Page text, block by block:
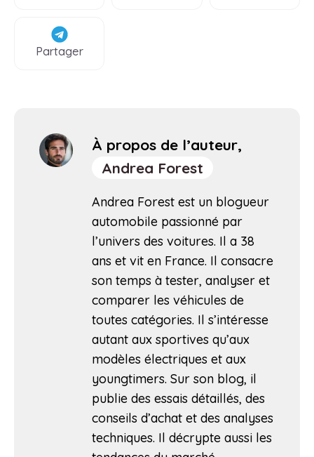
Partager
À propos de l’auteur,
Andrea Forest
Andrea Forest est un blogueur
automobile passionné par
l’univers des voitures. Il a 38
ans et vit en France. Il consacre
son temps à tester, analyser et
comparer les véhicules de
toutes catégories. Il s’intéresse
autant aux sportives qu’aux
modèles électriques et aux
youngtimers. Sur son blog, il
publie des essais détaillés, des
conseils d’achat et des analyses
techniques. Il décrypte aussi les